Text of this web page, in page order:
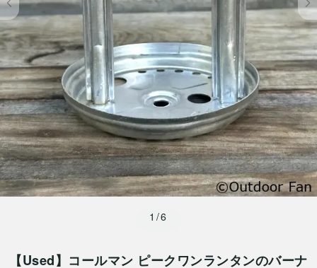
1/6
【Used】コールマン ピークワンランタンのバーナ